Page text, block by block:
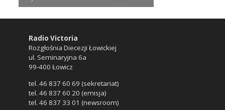
Radio Victoria
Rozgłośnia Diecezji Łowickiej
ul. Seminaryjna 6a
99-400 Łowicz
tel. 46 837 60 69 (sekretariat)
tel. 46 837 60 20 (emisja)
tel. 46 837 33 01 (newsroom)